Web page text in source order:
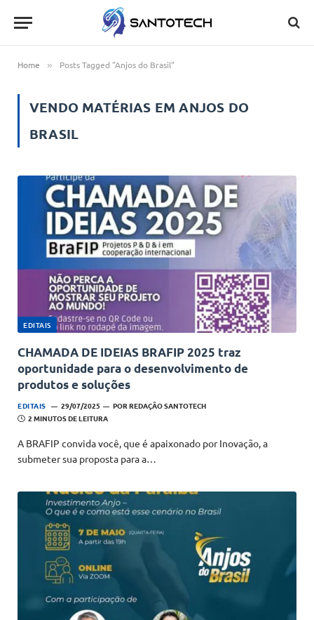
Home » Posts Tagged "Anjos do Brasil"
VENDO MATÉRIAS EMANJOS DO
BRASIL
EDITAIS
CHAMADA DE IDEIAS BRAFIP 2025 traz
oportunidade para o desenvolvimento de
produtos e soluções
EDITAIS 29/07/2025 POR REDAÇÃO SANTOTECH
2 MINUTOS DE LEITURA
A BRAFIP convida você, que é apaixonado por Inovação, a
submeter sua proposta para a…